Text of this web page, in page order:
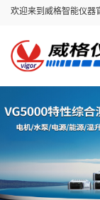
欢迎来到威格智能仪器